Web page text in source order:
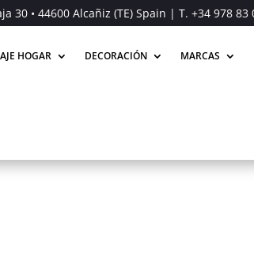
30 • 44600 Alcañiz (TE) Spain | T. +34 978 83
HOGAR DECORACIÓN MARCAS